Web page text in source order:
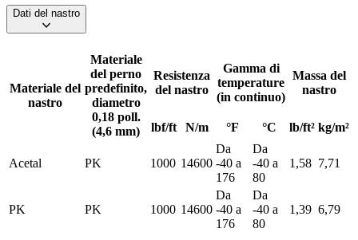
Dati del nastro
Materiale del
nastro
Materiale
del perno
predefinito,
diametro
0,18 poll.
(4,6 mm)
Resistenza
del nastro
Gamma di
temperature
(in continuo)
Massa del
nastro
lbf/ft N/m °F °C lb/ft² kg/m²
Acetal PK 1000 14600
Da
-40 a
176
Da
-40 a
80
1,58 7,71
PK PK 1000 14600
Da
-40 a
176
Da
-40 a
80
1,39 6,79